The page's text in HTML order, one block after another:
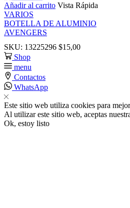
panel
Oku
panel
panel
Añadir al carrito Vista Rápida
VARIOS
BOTELLA DE ALUMINIO
AVENGERS
SKU: 13225296 $15,00
Shop
menu
Contactos
WhatsApp
Este sitio web utiliza cookies para
Al utilizar este sitio web, aceptas
Ok, estoy listo